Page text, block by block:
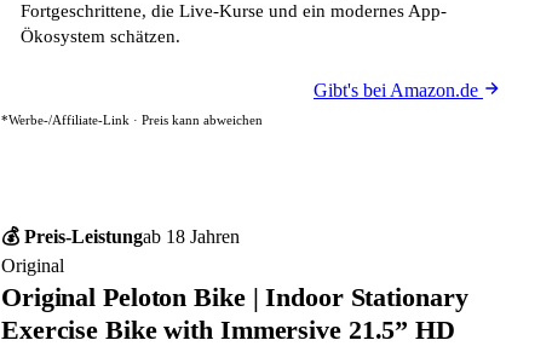
Fortgeschrittene, die Live-Kurse und ein modernes App-
Ökosystem schätzen.
Gibt's bei Amazon.de
*Werbe-/Affiliate-Link · Preis kann abweichen
💰 Preis-Leistungab 18 Jahren
Original
Original Peloton Bike | Indoor Stationary
Exercise Bike with Immersive 21.5” HD